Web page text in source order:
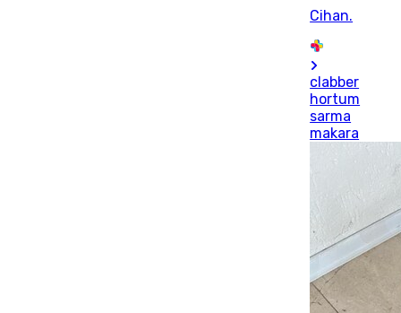
Cihan.
clabber
hortum
sarma
makara